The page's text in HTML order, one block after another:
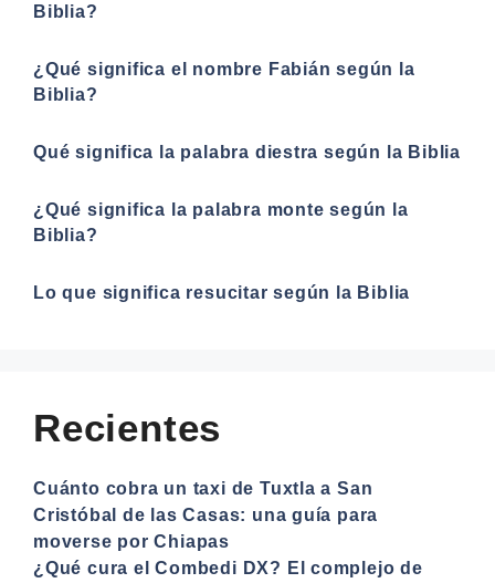
Biblia?
¿Qué significa el nombre Fabián según la
Biblia?
Qué significa la palabra diestra según la Biblia
¿Qué significa la palabra monte según la
Biblia?
Lo que significa resucitar según la Biblia
Recientes
Cuánto cobra un taxi de Tuxtla a San
Cristóbal de las Casas: una guía para
moverse por Chiapas
¿Qué cura el Combedi DX? El complejo de